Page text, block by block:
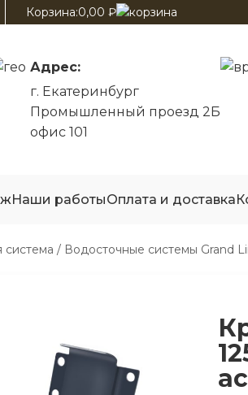
Корзина:0,00 ₽
Адрес:
г. Екатеринбург
Промышленный проезд 2Б
офис 101
Наши работыОплата и доставка
система / Водосточные системы Grand